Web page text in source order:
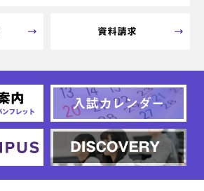
資料請求